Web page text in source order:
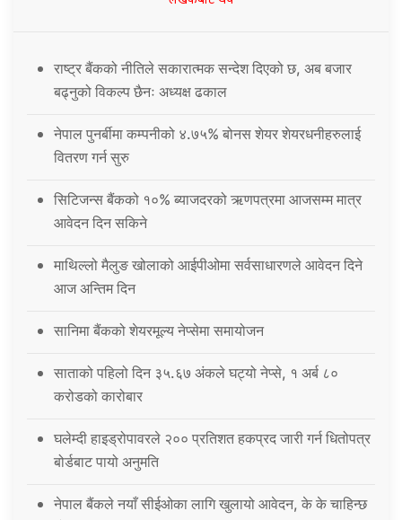
राष्ट्र बैंकको नीतिले सकारात्मक सन्देश दिएको छ, अब बजार
बढ्नुको विकल्प छैनः अध्यक्ष ढकाल
नेपाल पुनर्बीमा कम्पनीको ४.७५% बोनस शेयर शेयरधनीहरुलाई
वितरण गर्न सुरु
सिटिजन्स बैंकको १०% ब्याजदरको ऋणपत्रमा आजसम्म मात्र
आवेदन दिन सकिने
माथिल्लो मैलुङ खोलाको आईपीओमा सर्वसाधारणले आवेदन दिने
आज अन्तिम दिन
सानिमा बैंकको शेयरमूल्य नेप्सेमा समायोजन
साताको पहिलो दिन ३५.६७ अंकले घट्यो नेप्से, १ अर्ब ८०
करोडको कारोबार
घलेम्दी हाइड्रोपावरले २०० प्रतिशत हकप्रद जारी गर्न धितोपत्र
बोर्डबाट पायो अनुमति
नेपाल बैंकले नयाँ सीईओका लागि खुलायो आवेदन, के के चाहिन्छ